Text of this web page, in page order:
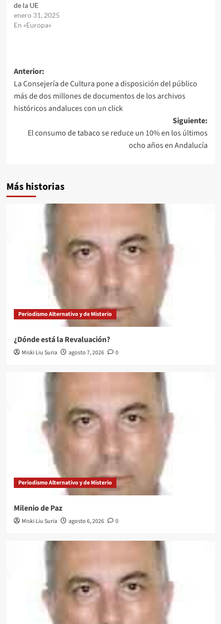
de la UE
enero 31, 2025
En «Europa»
Navegación
de
entradas
Anterior:
La Consejería de Cultura pone a disposición del público
más de dos millones de documentos de los archivos
históricos andaluces con un click
Siguiente:
El consumo de tabaco se reduce un 10% en los últimos
ocho años en Andalucía
Más historias
Periodismo Alternativo y de Misterio
¿Dónde está la Revaluación?
Miski Liu Suria agosto 7, 2026 0
Periodismo Alternativo y de Misterio
Milenio de Paz
Miski Liu Suria agosto 6, 2026 0